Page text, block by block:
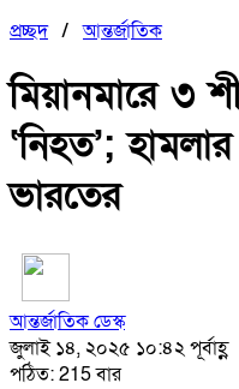
প্রচ্ছদ/আন্তর্জাতিক
মিয়ানমারে ৩
‘নিহত’;
ভারতের
আন্তর্জাতিক ডেস্ক
জুলাই ১৪, ২০২৫ ১০:৪২ পূর্বাহ্ণ
পঠিত: 215 বার